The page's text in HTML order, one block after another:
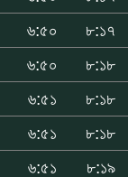
৬:৫০
৮:১৭
৬:৫০
৮:১৮
৬:৫১
৮:১৮
৬:৫১
৮:১৮
৬:৫১
৮:১৯